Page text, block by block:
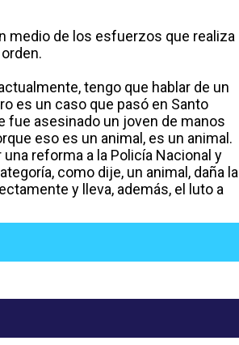
medio de los esfuerzos que realiza
tengo que hablar de un
es un caso que pasó en Santo
fue asesinado un joven de manos
eso es un animal, es un animal.
reforma a la Policía Nacional y
como dije, un animal, daña la
y lleva, además, el luto a